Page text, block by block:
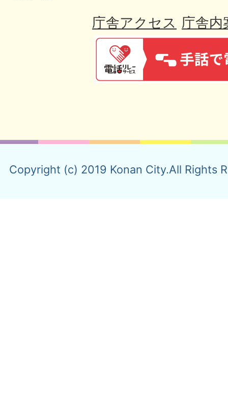
庁舎アクセス 庁舎内
Copyright (c) 2019 Konan City.All Rights